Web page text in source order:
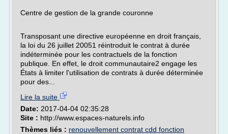
Centre de gestion de la grande couronne
Transposant une directive européenne en droit français,
la loi du 26 juillet 20051 réintroduit le contrat à durée
indéterminée pour les contractuels de la fonction
publique. En effet, le droit communautaire2 engage les
États à limiter l'utilisation de contrats à durée déterminée
pour des...
Lire la suite
Date: 2017-04-04 02:35:28
Site : http://www.espaces-naturels.info
Thèmes liés : renouvellement contrat cdd fonction